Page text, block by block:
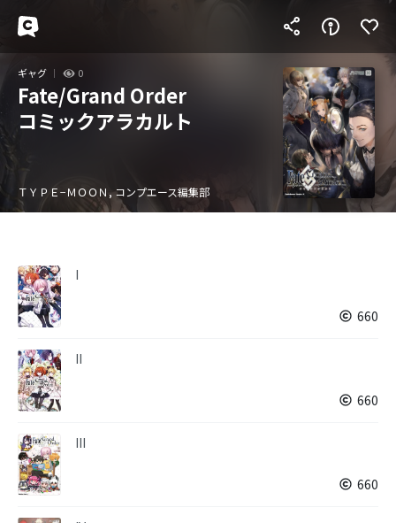
ギャグ 0
Fate/Grand Order
コミックアラカルト
ＴＹＰＥ−ＭＯＯＮ, コンプエース編集部
I
660
II
660
III
660